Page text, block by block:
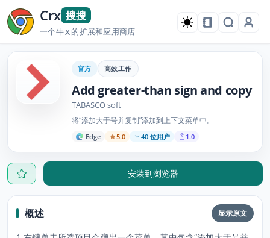
Crx 搜搜
一个牛X的扩展和应用商店
官方 高效工作
Add greater-than sign and copy
TABASCO soft
将“添加大于号并复制”添加到上下文菜单中。
Edge 5.0 40 位用户 1.0
安装到浏览器
概述 显示原文